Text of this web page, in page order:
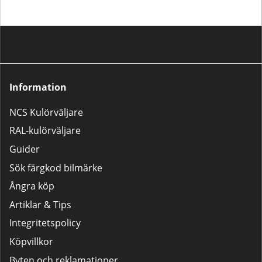
Information
NCS Kulörväljare
RAL-kulörväljare
Guider
Sök färgkod bilmärke
Ångra köp
Artiklar & Tips
Integritetspolicy
Köpvillkor